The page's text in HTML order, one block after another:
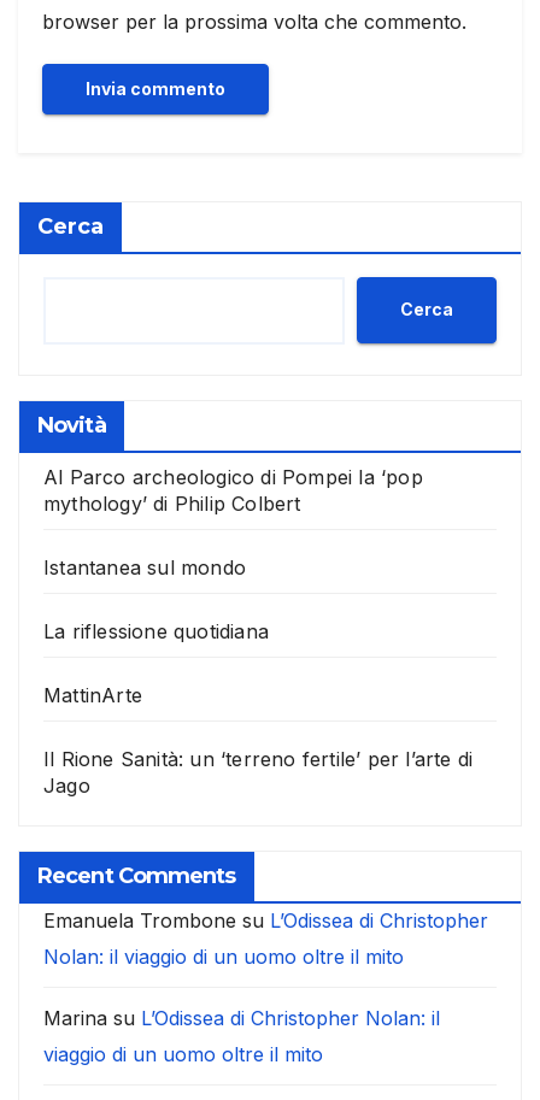
browser per la prossima volta che commento.
Cerca
Cerca
Novità
Al Parco archeologico di Pompei la ‘pop
mythology’ di Philip Colbert
Istantanea sul mondo
La riflessione quotidiana
MattinArte
Il Rione Sanità: un ‘terreno fertile’ per l’arte di
Jago
Recent Comments
Emanuela Trombone su L’Odissea di Christopher
Nolan: il viaggio di un uomo oltre il mito
Marina su L’Odissea di Christopher Nolan: il
viaggio di un uomo oltre il mito